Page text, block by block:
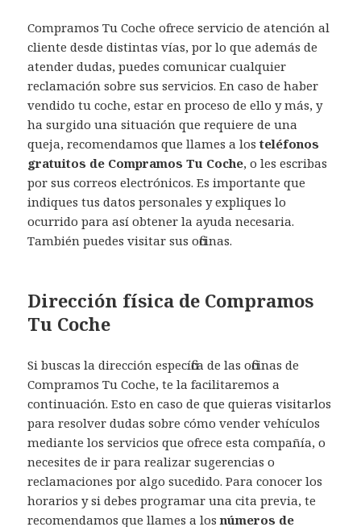
Compramos Tu Coche ofrece servicio de atención al
cliente desde distintas vías, por lo que además de
atender dudas, puedes comunicar cualquier
reclamación sobre sus servicios. En caso de haber
vendido tu coche, estar en proceso de ello y más, y
ha surgido una situación que requiere de una
queja, recomendamos que llames a losteléfonos
gratuitos de Compramos Tu Coche, o les escribas
por sus correos electrónicos. Es importante que
indiques tus datos personales y expliques lo
ocurrido para así obtener la ayuda necesaria.
También puedes visitar sus oficinas.
Dirección física de Compramos
Tu Coche
Si buscas la dirección específica de las oficinas de
Compramos Tu Coche, te la facilitaremos a
continuación. Esto en caso de que quieras visitarlos
para resolver dudas sobre cómo vender vehículos
mediante los servicios que ofrece esta compañía, o
necesites de ir para realizar sugerencias o
reclamaciones por algo sucedido. Para conocer los
horarios y si debes programar una cita previa, te
recomendamos que llames a los números de